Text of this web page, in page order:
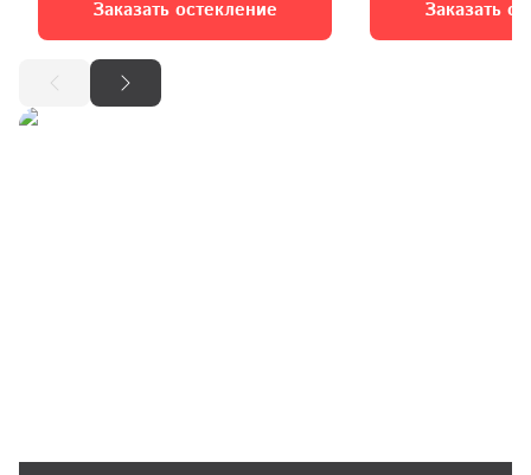
Заказать остекление Заказать